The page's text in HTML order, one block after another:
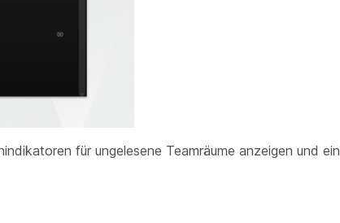
für ungelesene Teamräume anzeigen und ein